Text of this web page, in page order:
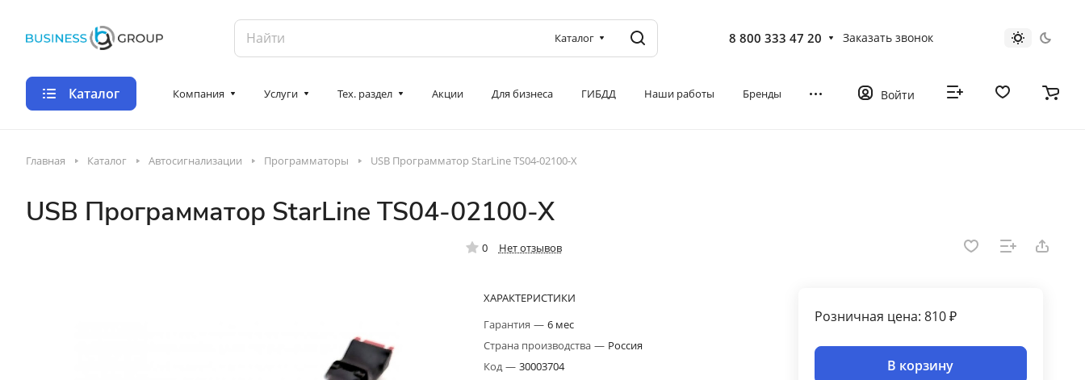
Каталог 8 800 333 47 20 Заказать звонок
Каталог Компания Услуги Тех. раздел Акции Для бизнеса ГИБДД Наши работы Бренды Войти
Главная Каталог Автосигнализации Программаторы USB Программатор StarLine TS04-02100-X
USB Программатор StarLine TS04-02100-X
0 Нет отзывов
ХАРАКТЕРИСТИКИ
Гарантия — 6 мес
Страна производства — Россия
Код— 30003704
Розничная цена: 810 ₽
В корзину